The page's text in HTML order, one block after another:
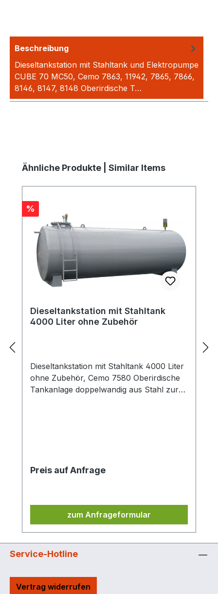
Beschreibung
Dieseltankstation mit Stahltank und Elektropumpe
CUBE 70 MC50, Cemo 7863, 11942, 7865, 7866,
8146, 8147, 8148 Oberirdische T…
Produktgalerie überspringen
Ähnliche Produkte | Similar Items
Rabatt
%
Dieseltankstation mit Stahltank
4000 Liter ohne Zubehör
Dieseltankstation mit Stahltank 4000 Liter
ohne Zubehör, Cemo 7580 Oberirdische
Tankanlage doppelwandig aus Stahl zur
Peilstab und Grenzwertgeber Mit
eingefüllte Kontrollflüssigkeit Fertig
montiert, mit Werksprüfzeugnis Abmaße
der Höhe mit Entlüftungsrohr und Länge
ohne Konsole Bei Anlieferung muss für
die Entladung ein Kran oder Gabelstapler
bitte Transportgewicht beachten.
Optionen: Lackierung nach
Preis auf Anfrage
zum Anfrageformular
Service-Hotline
Vertrag widerrufen